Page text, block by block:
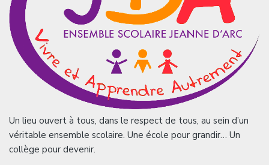
Un lieu ouvert à tous, dans le respect de tous, au sein d’un
véritable ensemble scolaire. Une école pour grandir… Un
collège pour devenir.